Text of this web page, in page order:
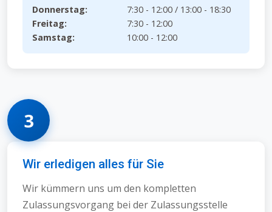
Donnerstag:
7:30 - 12:00 / 13:00 - 18:30
Freitag:
7:30 - 12:00
Samstag:
10:00 - 12:00
3
Wir erledigen alles für Sie
Wir kümmern uns um den kompletten
Zulassungsvorgang bei der Zulassungsstelle